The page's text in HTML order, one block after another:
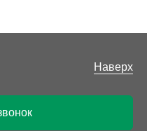
полного
Дополнительно
для устранения
проката,
Наверх